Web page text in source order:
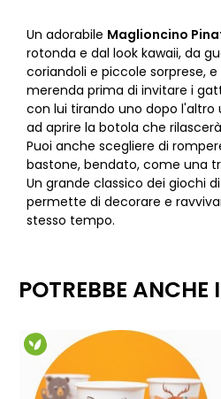
Un adorabile Maglioncino
rotonda e dal look kawaii, da
coriandoli e piccole sorprese,
merenda prima di invitare i
con lui tirando uno dopo l'altro
ad aprire la botola che
Puoi anche scegliere di
bastone, bendato, come una
Un grande classico dei giochi
permette di decorare e
stesso tempo.
POTREBBE ANCHE